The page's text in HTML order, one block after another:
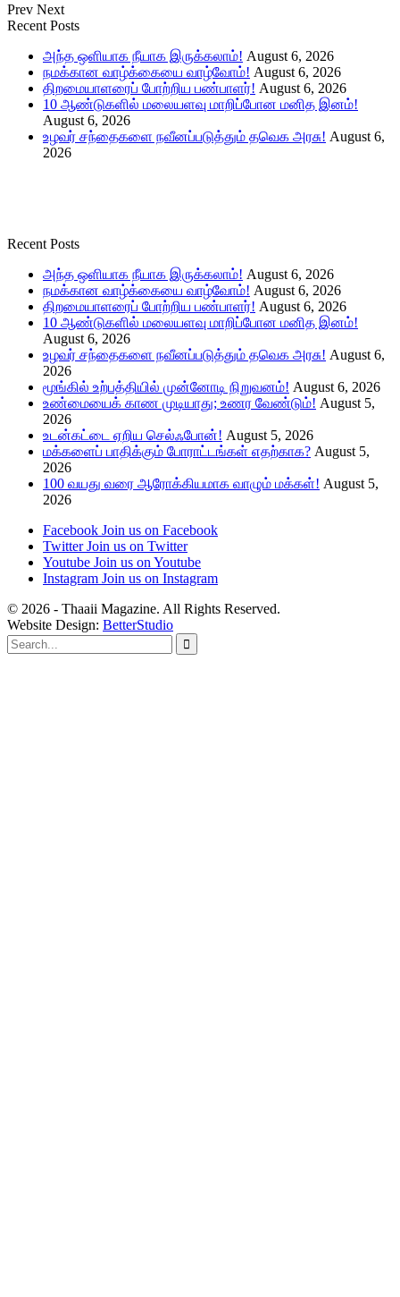
Prev Next
Recent Posts
அந்த ஒளியாக நீயாக இருக்கலாம்! August 6, 2026
நமக்கான வாழ்க்கையை வாழ்வோம்! August 6, 2026
திறமையாளரைப் போற்றிய பண்பாளர்! August 6, 2026
10 ஆண்டுகளில் மலையளவு மாறிப்போன மனித இனம்!
August 6, 2026
உழவர் சந்தைகளை நவீனப்படுத்தும் தவெக அரசு! August 6,
2026
Recent Posts
அந்த ஒளியாக நீயாக இருக்கலாம்! August 6, 2026
நமக்கான வாழ்க்கையை வாழ்வோம்! August 6, 2026
திறமையாளரைப் போற்றிய பண்பாளர்! August 6, 2026
10 ஆண்டுகளில் மலையளவு மாறிப்போன மனித இனம்!
August 6, 2026
உழவர் சந்தைகளை நவீனப்படுத்தும் தவெக அரசு! August 6,
2026
மூங்கில் உற்பத்தியில் முன்னோடி நிறுவனம்! August 6, 2026
உண்மையைக் காண முடியாது; உணர வேண்டும்! August 5,
2026
உடன்கட்டை ஏறிய செல்ஃபோன்! August 5, 2026
மக்களைப் பாதிக்கும் போராட்டங்கள் எதற்காக? August 5,
2026
100 வயது வரை ஆரோக்கியமாக வாழும் மக்கள்! August 5,
2026
Facebook Join us on Facebook
Twitter Join us on Twitter
Youtube Join us on Youtube
Instagram Join us on Instagram
© 2026 - Thaaii Magazine. All Rights Reserved.
Website Design: BetterStudio